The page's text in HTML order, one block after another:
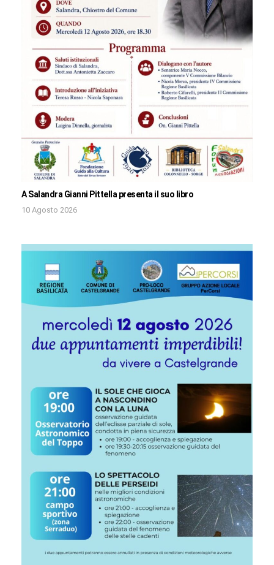
A Salandra Gianni Pittella presenta il suo libro
10 Agosto 2026